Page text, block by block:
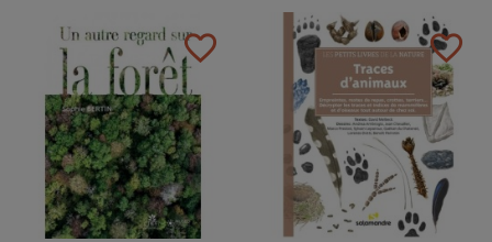
favorite_border favorite_border